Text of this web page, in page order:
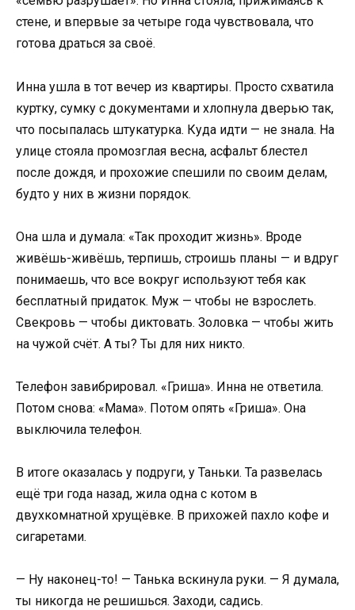
стене, и впервые за четыре года чувствовала, что
готова драться за своё.
Инна ушла в тот вечер из квартиры. Просто схватила
куртку, сумку с документами и хлопнула дверью так,
что посыпалась штукатурка. Куда идти — не знала. На
улице стояла промозглая весна, асфальт блестел
после дождя, и прохожие спешили по своим делам,
будто у них в жизни порядок.
Она шла и думала: «Так проходит жизнь». Вроде
живёшь-живёшь, терпишь, строишь планы — и вдруг
понимаешь, что все вокруг используют тебя как
бесплатный придаток. Муж — чтобы не взрослеть.
Свекровь — чтобы диктовать. Золовка — чтобы жить
на чужой счёт. А ты? Ты для них никто.
Телефон завибрировал. «Гриша». Инна не ответила.
Потом снова: «Мама». Потом опять «Гриша». Она
выключила телефон.
В итоге оказалась у подруги, у Таньки. Та развелась
ещё три года назад, жила одна с котом в
двухкомнатной хрущёвке. В прихожей пахло кофе и
сигаретами.
— Ну наконец-то! — Танька вскинула руки. — Я думала,
ты никогда не решишься. Заходи, садись.